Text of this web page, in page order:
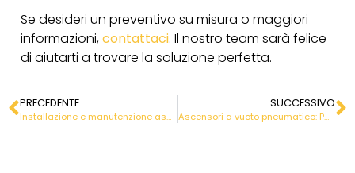
Se desideri un preventivo su misura o maggiori
informazioni,contattaci. Il nostro team sarà felice
di aiutarti a trovare la soluzione perfetta.
PRECEDENTE
Installazione e manutenzione ascensori in Italia
SUCCESSIVO
Ascensori a vuoto pneumatico: PVE37 e PVE52